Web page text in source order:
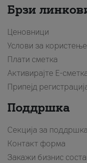
Брзи
Ценовници
Услови за користење
Плати сметка
Активирајте Е-
Припејд
Поддршка
Секција за поддршка
Контакт форма
Закажи бизнис